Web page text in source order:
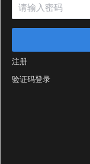
注册
验证码登录